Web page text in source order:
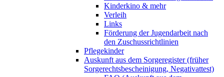
Kinderkino & mehr
Verleih
Links
Förderung der Jugendarbeit nach
den Zuschussrichtlinien
Pflegekinder
Auskunft aus dem Sorgeregister (früher
Sorgerechtsbescheinigung, Negativattest)